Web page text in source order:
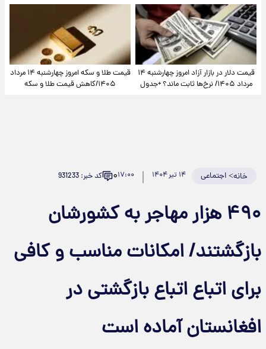
قیمت دلار در بازار آزاد امروز چهارشنبه ۱۴
مرداد ۱۴۰۵/ نرخ‌ها ثابت ماند؟ +جدول
قیمت طلا و سکه امروز چهارشنبه ۱۴ مرداد
۱۴۰۵/کاهش قیمت طلا و سکه
خانه>اجتماعی ۱۴ تیر ۱۴۰۴ ۱۷:۰۰۰ کد خبر: 931233
۴۹۰ هزار مهاجر به کشورشان
بازگشتند/ امکانات مناسب و کافی
برای اتباع اتباع بازگشتی در
افغانستان آماده است